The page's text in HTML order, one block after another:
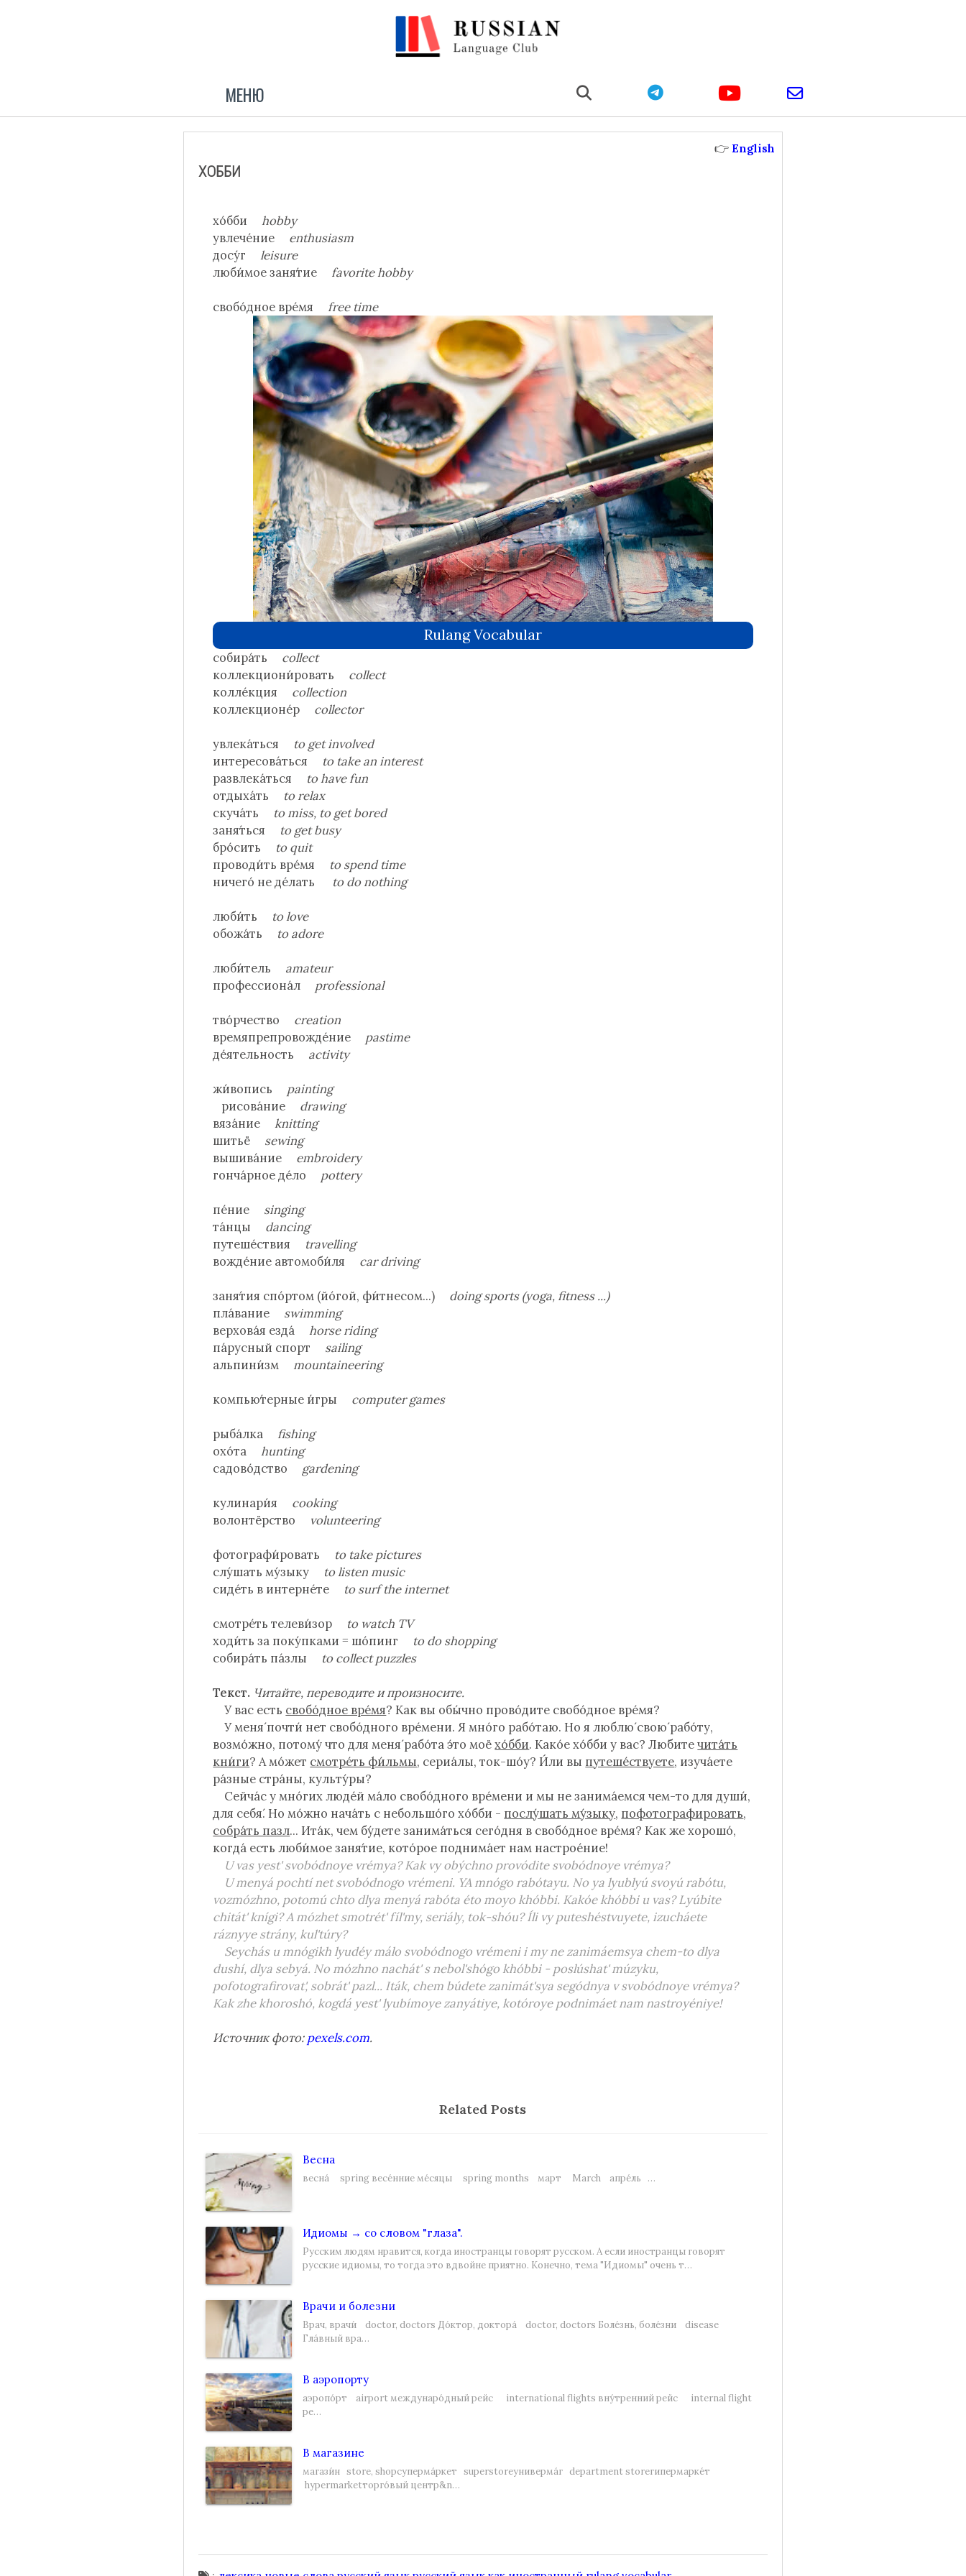
МЕНЮ email
ХОББИ
хо́ббиhobby
увлече́ние enthusiasm
досу́гleisure
люби́мое заня́тие favorite hobby
свобо́дное вре́мя free time
Rulang Vocabular
собира́ть collect
коллекциони́ровать collect
колле́кция collection
коллекционе́р collector
увлека́ться to get involved
интересова́ться
to take an interest
развлека́ться to have fun
отдыха́ть
to relax
скуча́ть
to miss, to get bored
заня́ться to get busy
бро́сить
to quit
проводи́ть вре́мя
to spend time
ничего́ не де́лать to do nothing
люби́ть
to love
обожа́ть
to adore
люби́тель amateur
профессиона́л professional
тво́рчество creation
времяпрепровожде́ние pastime
де́ятельность activity
жи́вопись painting
рисова́ние drawing
вяза́ниеknitting
шитьё sewing
вышива́ние embroidery
гонча́рное де́ло pottery
пе́ние singing
та́нцы dancing
путеше́ствия travelling
вожде́ние автомоби́ля
car driving
заня́тия спо́ртом (йо́гой, фи́тнесом...) doing sports (yoga, fitness ...)
пла́вание swimming
верхова́я езда́horse riding
па́русный спорт sailing
альпини́зм mountaineering
компью́терные и́гры computer games
рыба́лка fishing
охо́таhunting
садово́дство gardening
кулинари́я cooking
волонтёрство volunteering
фотографи́ровать to take pictures
слу́шать му́зыку to listen music
сиде́ть в интерне́те to surf the internet
смотре́ть телеви́зор to watch TV
ходи́ть за поку́пками = шо́пинг
to do shopping
собира́ть па́злы to collect puzzles
Текст. Читайте, переводите и произносите.
У вас есть свобо́дное вре́мя? Как вы обы́чно прово́дите свобо́дное вре́мя?
У меня́ почти́ нет свобо́дного вре́мени. Я мно́го рабо́таю. Но я люблю́ свою́ рабо́ту,
возмо́жно, потому́ что для меня́ рабо́та э́то моёхо́бби. Како́е хо́бби у вас? Лю́битечита́ть
кни́ги? А мо́жет смотре́ть фи́льмы, сериа́лы, ток-шо́у? И́ли вы путеше́ствуете, изуча́ете
ра́зные стра́ны, культу́ры?
Сейча́с у мно́гих люде́й ма́ло свобо́дного вре́мени и мы не занима́емся чем-то для души́,
для себя́. Но мо́жно нача́ть с небольшо́го хо́бби - послу́шать му́зыку, пофотографировать,
собра́ть пазл... Ита́к, чем бу́дете занима́ться сего́дня в свобо́дное вре́мя? Как же хорошо́,
когда́ есть люби́мое заня́тие, кото́рое поднима́ет нам настрое́ние!
U vas yest' svobódnoye vrémya? Kak vy obýchno provódite svobódnoye vrémya?
U menyá pochtí net svobódnogo vrémeni. YA mnógo rabótayu. No ya lyublyú svoyú rabótu,
vozmózhno, potomú chto dlya menyá rabóta éto moyo khóbbi. Kakóe khóbbi u vas? Lyúbite
chitát' knígi? A mózhet smotrét' fíl'my, seriály, tok-shóu? Íli vy puteshéstvuyete, izucháete
ráznyye strány, kul'túry?
Seychás u mnógikh lyudéy málo svobódnogo vrémeni i my ne zanimáemsya chem-to dlya
dushí, dlya sebyá. No mózhno nachát' s nebol'shógo khóbbi - poslúshat' múzyku,
pofotografirovat', sobrát' pazl... Iták, chem búdete zanimát'sya segódnya v svobódnoye vrémya?
Kak zhe khoroshó, kogdá yest' lyubímoye zanyátiye, kotóroye podnimáet nam nastroyéniye!
Источник фото:pexels.com.
👉 English
Related Posts
Весна
весна́ spring весе́нние ме́сяцы spring months март March апре́ль …
Идиомы → со словом "глаза".
Русским людям нравится, когда иностранцы говорят русском. А если иностранцы говорят
русские идиомы, то тогда это вдвойне приятно. Конечно, тема "Идиомы" очень т…
Врачи и болезни
Врач, врачи́ doctor, doctors До́ктор, доктора́ doctor, doctors Боле́знь, боле́зни disease
Гла́вный вра…
В аэропорту
аэропо́рт airport междунаро́дный рейс international flights вну́тренний рейс internal flight
ре…
В магазине
магази́н store, shopсуперма́ркет superstoreуниверма́г department storeгипермарке́т
hypermarketторго́вый центр&n…